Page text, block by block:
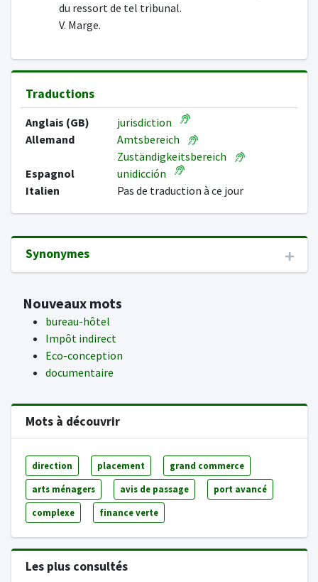
du ressort de tel tribunal.
V. Marge.
Traductions
Anglais (GB)
jurisdiction
Allemand
Amtsbereich
Zuständigkeitsbereich
Espagnol
unidicción
Italien
Pas de traduction à ce jour
Synonymes
Nouveaux mots
bureau-hôtel
Impôt indirect
Eco-conception
documentaire
Mots à découvrir
direction placement grand commerce
arts ménagers avis de passage port avancé
complexe finance verte
Les plus consultés